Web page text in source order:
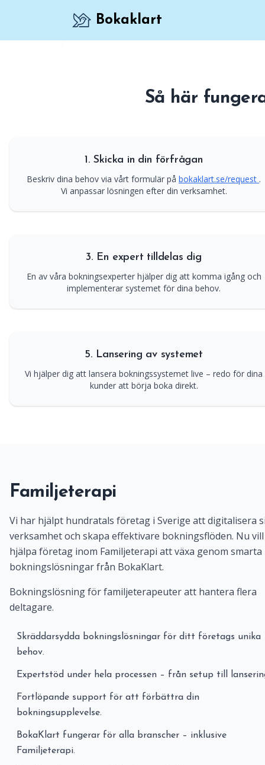
Bokaklart
Bokningslösning för familjeterapeuter att
Så här
1. Skicka in din förfrågan
Beskriv dina behov via vårt formulär på bokaklart.se/request .
Vi anpassar lösningen efter din verksamhet.
3. En expert tilldelas dig
En av våra bokningsexperter hjälper dig att komma igång och
implementerar systemet för dina behov.
5. Lansering av systemet
Vi hjälper dig att lansera bokningssystemet live – redo för dina
kunder att börja boka direkt.
Familjeterapi
Vi har hjälpt hundratals företag i Sverige att digitalisera
verksamhet och skapa effektivare bokningsflöden. Nu
hjälpa företag inom Familjeterapi att växa genom smarta
bokningslösningar från BokaKlart.
Bokningslösning för familjeterapeuter att hantera flera
deltagare.
Skräddarsydda bokningslösningar för ditt företags unika
behov.
Expertstöd under hela processen – från setup till
Fortlöpande support för att förbättra din
bokningsupplevelse.
BokaKlart fungerar för alla branscher – inklusive
Familjeterapi.